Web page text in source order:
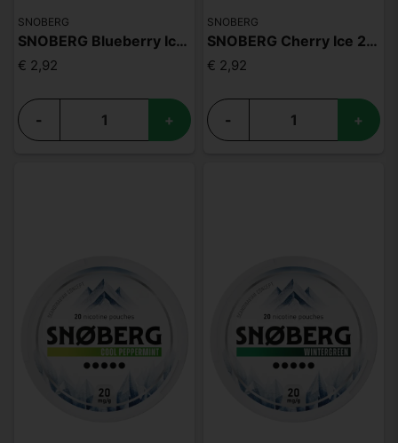
SNOBERG
SNOBERG Blueberry Ice 20mg
€ 2,92
- +
SNOBERG
SNOBERG Cherry Ice 20mg
€ 2,92
- +